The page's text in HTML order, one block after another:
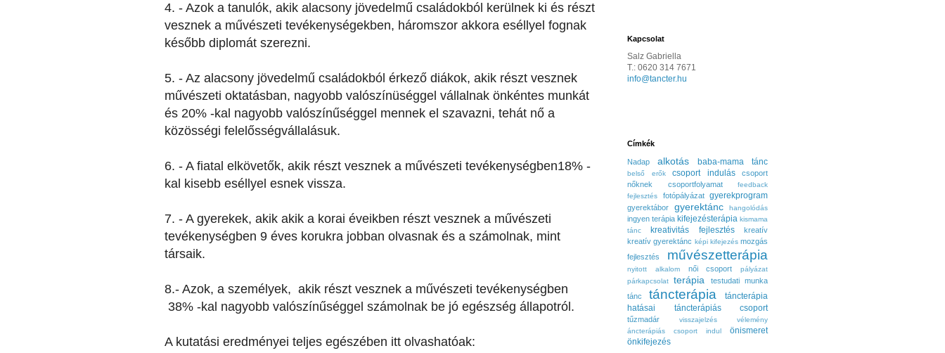
4. - Azok a tanulók, akik alacsony jövedelmű családokból kerülnek ki és részt
vesznek a művészeti tevékenységekben, háromszor akkora eséllyel fognak
később diplomát szerezni.
5. - Az alacsony jövedelmű családokból érkező diákok, akik részt vesznek
művészeti oktatásban, nagyobb valószínüséggel vállalnak önkéntes munkát
és 20% -kal nagyobb valószínűséggel mennek el szavazni, tehát nő a
közösségi felelősségvállalásuk.
6. - A fiatal elkövetők, akik részt vesznek a művészeti tevékenységben18% -
kal kisebb eséllyel esnek vissza.
7. - A gyerekek, akik akik a korai éveikben részt vesznek a művészeti
tevékenységben 9 éves korukra jobban olvasnak és a számolnak, mint
társaik.
8.- Azok, a személyek, akik részt vesznek a művészeti tevékenységben
38% -kal nagyobb valószínűséggel számolnak be jó egészség állapotról.
A kutatási eredményei teljes egészében itt olvashatóak:
Kapcsolat
Salz Gabriella
T.: 0620 314 7671
info@tancter.hu
Címkék
Nadap alkotás baba-mama tánc
belső erők csoport indulás
csoport
nőknek
csoportfolyamat
feedback
fejlesztés
fotópályázat gyerekprogram
gyerektábor gyerektánc hangolódás
ingyen terápia kifejezésterápia kismama
tánc
kreativitás fejlesztés
kreatív
kreatív gyerektánc képi kifejezés mozgás
fejlesztés
művészetterápia
nyitott alkalom női csoport
pályázat
párkapcsolat
terápia
testudati munka
tánc
táncterápia
táncterápia
hatásai
táncterápiás csoport
tűzmadár visszajelzés
vélemény
áncterápiás csoport indul
önismeret
önkifejezés